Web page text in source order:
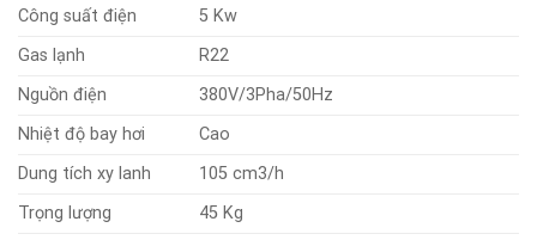
Công suất điện
5 Kw
Gas lạnh
R22
Nguồn điện
380V/3Pha/50Hz
Nhiệt độ bay hơi
Cao
Dung tích xy lanh
105 cm3/h
Trọng lượng
45 Kg